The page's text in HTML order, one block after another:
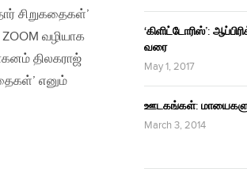
சிறுகதைகள்’
வழியாக
திலகராஜ்
எனும்
‘கிளிட்டோரிஸ்’:
வரை
May 1, 2017
ஊடகங்கள்:
March 3, 2014